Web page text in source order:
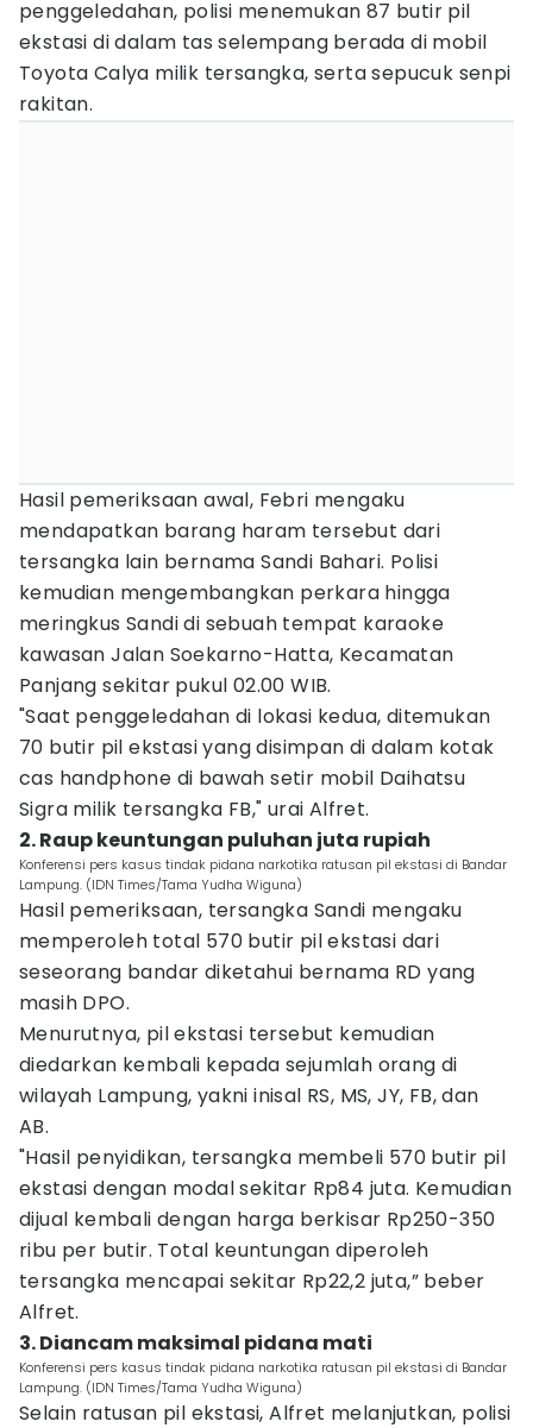
penggeledahan, polisi menemukan 87 butir pil
ekstasi di dalam tas selempang berada di mobil
Toyota Calya milik tersangka, serta sepucuk senpi
rakitan.
Hasil pemeriksaan awal, Febri mengaku
mendapatkan barang haram tersebut dari
tersangka lain bernama Sandi Bahari. Polisi
kemudian mengembangkan perkara hingga
meringkus Sandi di sebuah tempat karaoke
kawasan Jalan Soekarno-Hatta, Kecamatan
Panjang sekitar pukul 02.00 WIB.
"Saat penggeledahan di lokasi kedua, ditemukan
70 butir pil ekstasi yang disimpan di dalam kotak
cas handphone di bawah setir mobil Daihatsu
Sigra milik tersangka FB," urai Alfret.
2. Raup keuntungan puluhan juta rupiah
Konferensi pers kasus tindak pidana narkotika ratusan pil ekstasi di Bandar
Lampung. (IDN Times/Tama Yudha Wiguna)
Hasil pemeriksaan, tersangka Sandi mengaku
memperoleh total 570 butir pil ekstasi dari
seseorang bandar diketahui bernama RD yang
masih DPO.
Menurutnya, pil ekstasi tersebut kemudian
diedarkan kembali kepada sejumlah orang di
wilayah Lampung, yakni inisal RS, MS, JY, FB, dan
AB.
"Hasil penyidikan, tersangka membeli 570 butir pil
ekstasi dengan modal sekitar Rp84 juta. Kemudian
dijual kembali dengan harga berkisar Rp250-350
ribu per butir. Total keuntungan diperoleh
tersangka mencapai sekitar Rp22,2 juta,” beber
Alfret.
3. Diancam maksimal pidana mati
Konferensi pers kasus tindak pidana narkotika ratusan pil ekstasi di Bandar
Lampung. (IDN Times/Tama Yudha Wiguna)
Selain ratusan pil ekstasi, Alfret melanjutkan, polisi